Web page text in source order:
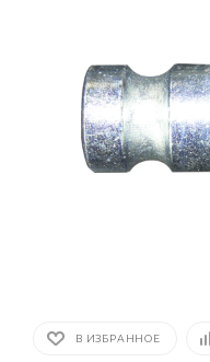
В ИЗБРАННОЕ